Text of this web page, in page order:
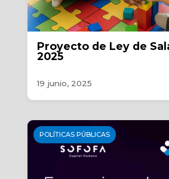
Proyecto de Ley de
2025
19 junio, 2025
POLÍTICAS PÚBLICAS